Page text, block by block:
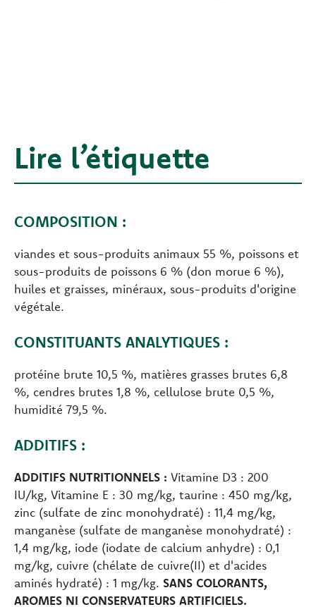
Lire l’étiquette
COMPOSITION :
viandes et sous-produits animaux 55 %, poissons et
sous-produits de poissons 6 % (don morue 6 %),
huiles et graisses, minéraux, sous-produits d'origine
végétale.
CONSTITUANTS ANALYTIQUES :
protéine brute 10,5 %, matières grasses brutes 6,8
%, cendres brutes 1,8 %, cellulose brute 0,5 %,
humidité 79,5 %.
ADDITIFS :
ADDITIFS NUTRITIONNELS : Vitamine D3 : 200
IU/kg, Vitamine E : 30 mg/kg, taurine : 450 mg/kg,
zinc (sulfate de zinc monohydraté) : 11,4 mg/kg,
manganèse (sulfate de manganèse monohydraté) :
1,4 mg/kg, iode (iodate de calcium anhydre) : 0,1
mg/kg, cuivre (chélate de cuivre(II) et d'acides
aminés hydraté) : 1 mg/kg. SANS COLORANTS,
AROMES NI CONSERVATEURS ARTIFICIELS.